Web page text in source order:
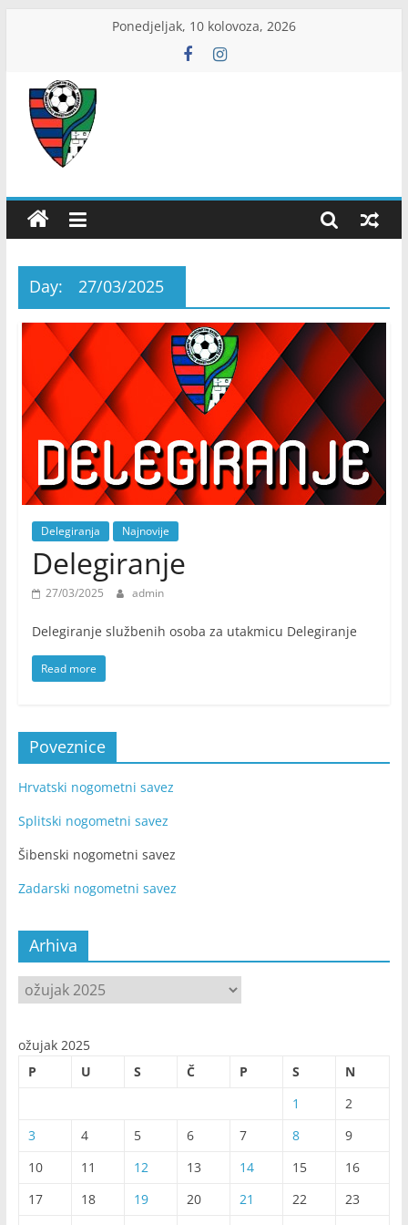
Ponedjeljak, 10 kolovoza, 2026
ŽNS
Dubrovačko-
neretvanski
Day: 27/03/2025
Delegiranja Najnovije
Delegiranje
27/03/2025 admin
Delegiranje službenih osoba za utakmicu Delegiranje
Read more
Poveznice
Hrvatski nogometni savez
Splitski nogometni savez
Šibenski nogometni savez
Zadarski nogometni savez
Arhiva
Arhiva
ožujak 2025
P
U S Č P S
N
1
2
3
4 5 6 7 8
9
10
11 12 13 14 15
16
17
18 19 20 21 22
23